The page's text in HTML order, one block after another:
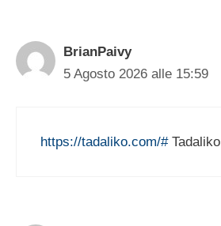
BrianPaivy
5 Agosto 2026 alle 15:59
https://tadaliko.com/#Tadaliko